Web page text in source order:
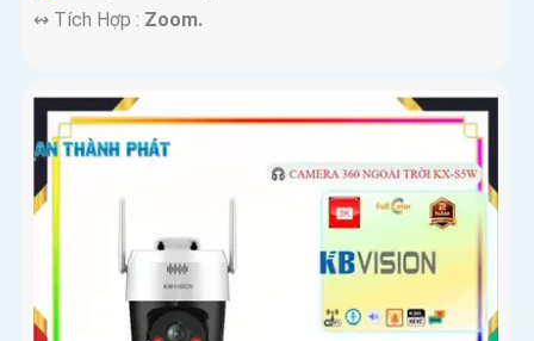
️↭ Tích Hợp : Zoom.